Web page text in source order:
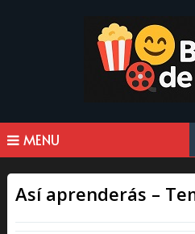
MENU
Así aprenderás –